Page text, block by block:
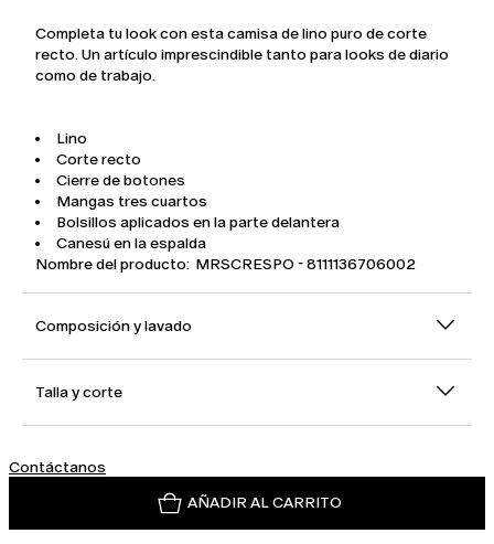
Completa tu look con esta camisa de lino puro de corte
recto. Un artículo imprescindible tanto para looks de diario
como de trabajo.
Lino
Corte recto
Cierre de botones
Mangas tres cuartos
Bolsillos aplicados en la parte delantera
Canesú en la espalda
Nombre del producto: MRSCRESPO - 8111136706002
Composición y lavado
Talla y corte
Contáctanos
AÑADIR AL CARRITO